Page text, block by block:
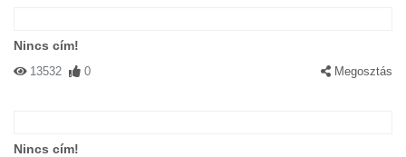
Nincs cím!
13532 0 Megosztás
Nincs cím!